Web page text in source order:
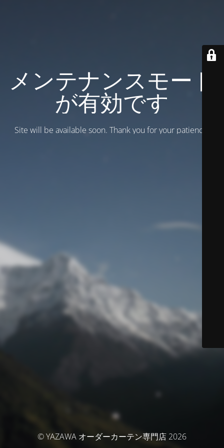
メンテナンスモード
が有効です
Site will be available soon. Thank you for your patience!
© YAZAWA オーダーカーテン専門店 2026